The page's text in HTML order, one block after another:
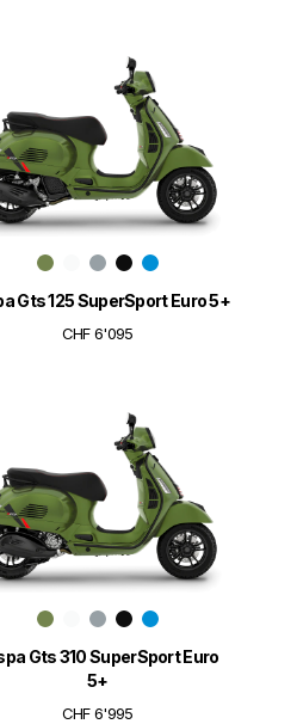
Gts 125 SuperSport Euro 5+
CHF 6'095
Gts 310 SuperSport Euro
5+
CHF 6'995